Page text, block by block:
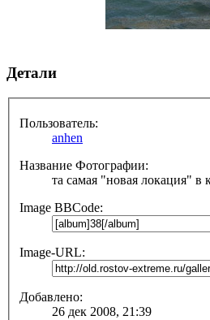
Детали
Пользователь:
anhen
Название Фотографии:
та самая "новая локация" в
Image BBCode:
Image-URL:
Добавлено:
26 дек 2008, 21:39